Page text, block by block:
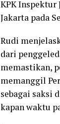
KPK Inspektur
Jakarta pada
Rudi
dari
memastikan,
memanggil
sebagai saksi
kapan waktu